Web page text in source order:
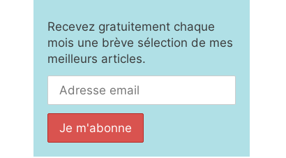
Recevez gratuitement chaque
mois une brève sélection de mes
meilleurs articles.